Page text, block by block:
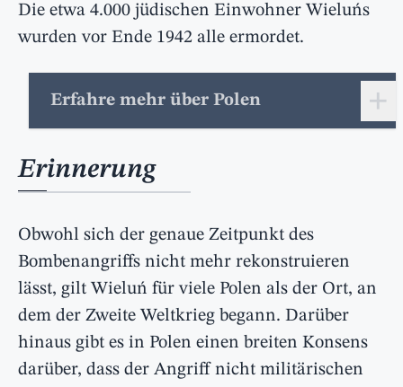
Die etwa 4.000 jüdischen Einwohner Wieluńs
wurden vor Ende 1942 alle ermordet.
Erfahre mehr über Polen +
Erinnerung
Obwohl sich der genaue Zeitpunkt des
Bombenangriffs nicht mehr rekonstruieren
lässt, gilt Wieluń für viele Polen als der Ort, an
dem der Zweite Weltkrieg begann. Darüber
hinaus gibt es in Polen einen breiten Konsens
darüber, dass der Angriff nicht militärischen